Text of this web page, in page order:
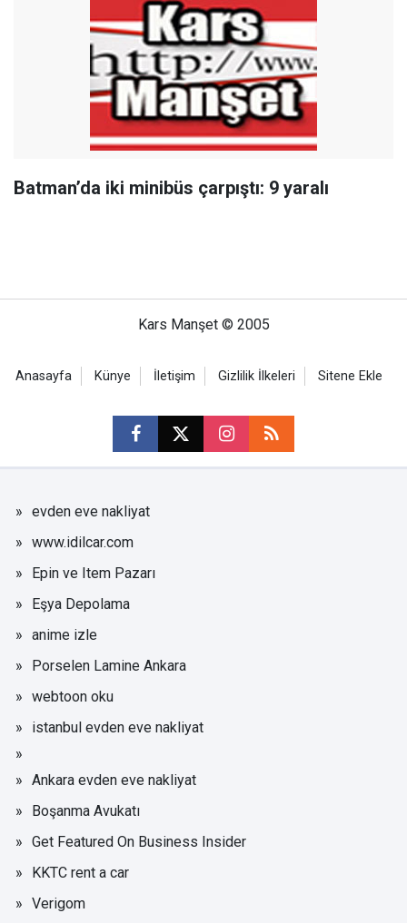
Batman’da iki minibüs çarpıştı: 9 yaralı
Kars Manşet © 2005
Anasayfa Künye İletişim Gizlilik İlkeleri Sitene Ekle
evden eve nakliyat
www.idilcar.com
Epin ve Item Pazarı
Eşya Depolama
anime izle
Porselen Lamine Ankara
webtoon oku
istanbul evden eve nakliyat
Ankara evden eve nakliyat
Boşanma Avukatı
Get Featured On Business Insider
KKTC rent a car
Verigom